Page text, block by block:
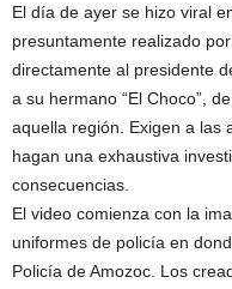
El día de ayer se hizo viral
presuntamente realizado
directamente al presidente
a su hermano “El Choco”,
aquella región. Exigen a las
hagan una exhaustiva
consecuencias.
El video comienza con la
uniformes de policía en
Policía de Amozoc. Los